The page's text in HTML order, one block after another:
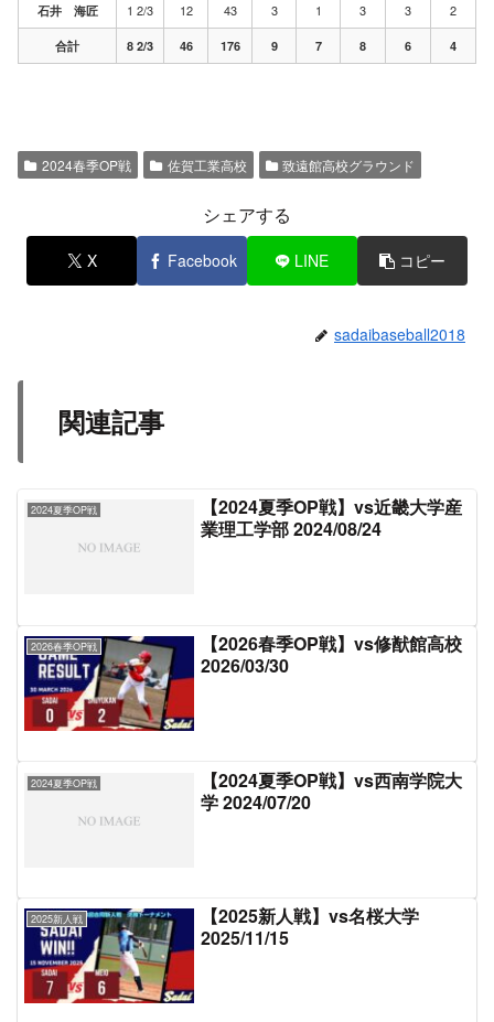
石井 海匠 1 2/3 12 43 3 1 3 3 2
合計 8 2/3 46 176 9 7 8 6 4
2024春季OP戦 佐賀工業高校 致遠館高校グラウンド
シェアする
X Facebook LINE コピー
sadaibaseball2018
関連記事
2024夏季OP戦
【2024夏季OP戦】vs近畿大学産
業理工学部 2024/08/24
2026春季OP戦
【2026春季OP戦】vs修猷館高校
2026/03/30
2024夏季OP戦
【2024夏季OP戦】vs西南学院大
学 2024/07/20
2025新人戦
【2025新人戦】vs名桜大学
2025/11/15